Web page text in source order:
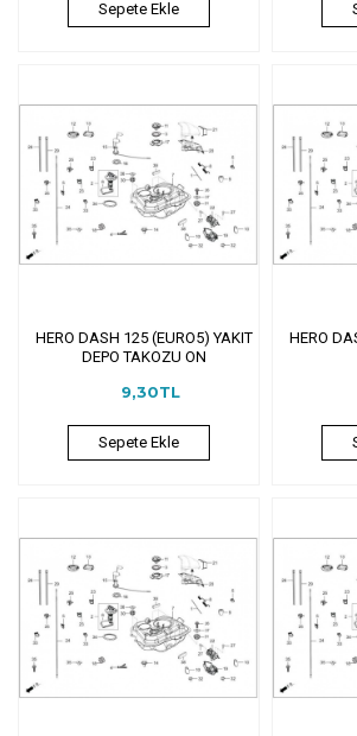
Sepete Ekle
HERO DASH 125 (EURO5) YAKIT
DEPO TAKOZU ON
9,30TL
Sepete Ekle
HERO